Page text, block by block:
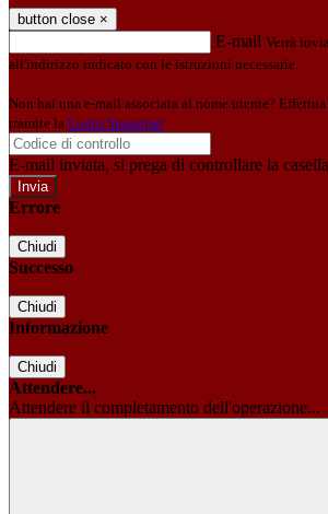
button close ×
E-mail Verrà
all'indirizzo indicato con le istruzioni necessarie.
Non hai una e-mail associata al nome utente?
tramite la Login Spaggiari
E-mail inviata, si prega di controllare la
Errore
Chiudi
Successo
Chiudi
Informazione
Chiudi
Attendere...
Attendere il completamento dell'operazione...